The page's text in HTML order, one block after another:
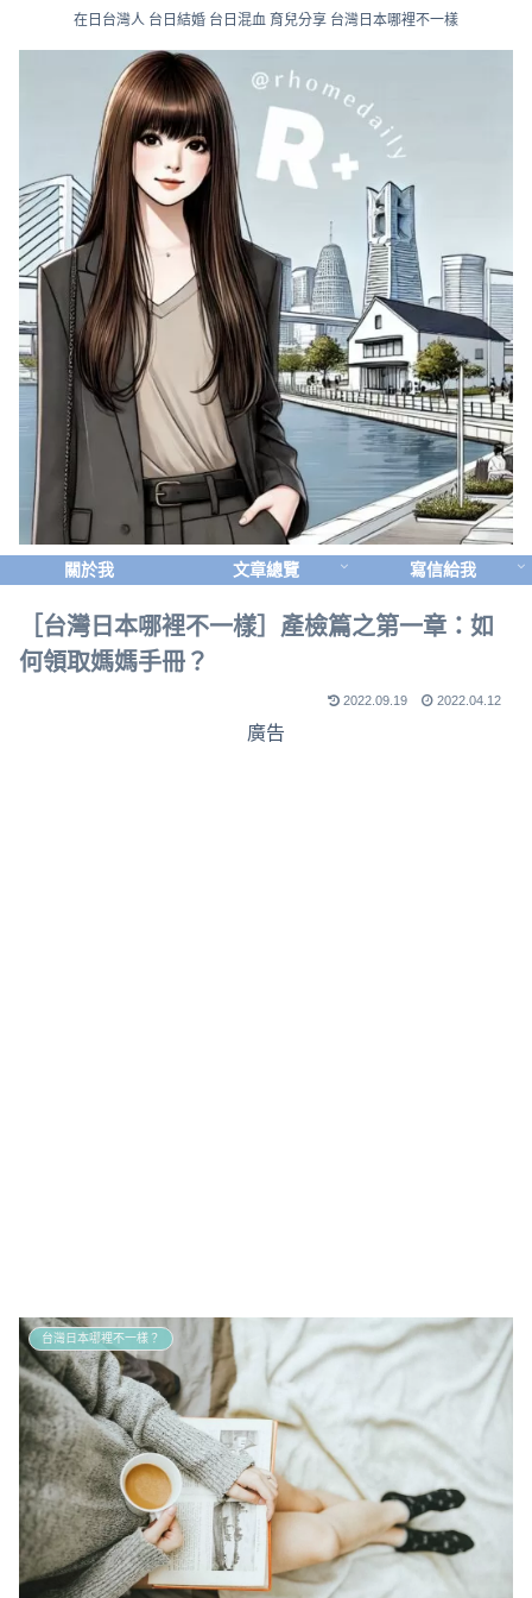
在日台灣人 台日結婚 台日混血 育兒分享 台灣日本哪裡不一樣
關於我 文章總覽 寫信給我
［台灣日本哪裡不一樣］產檢篇之第一章：如
何領取媽媽手冊？
2022.09.19 2022.04.12
廣告
台灣日本哪裡不一樣？